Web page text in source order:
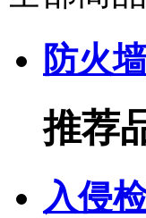
防火
推荐
入侵